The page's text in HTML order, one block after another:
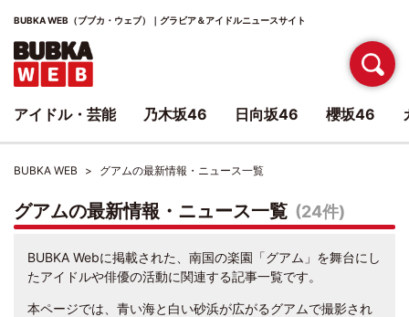
BUBKA WEB（ブブカ・ウェブ）｜グラビア＆アイドルニュースサイト
BUBKA WEB グアムの最新情報・ニュース一覧
グアムの最新情報・ニュース一覧 (24件)
BUBKA Webに掲載された、南国の楽園「グアム」を舞台にし
たアイドルや俳優の活動に関連する記事一覧です。
本ページでは、青い海と白い砂浜が広がるグアムで撮影され
アイドル・芸能 乃木坂46 日向坂46 櫻坂46